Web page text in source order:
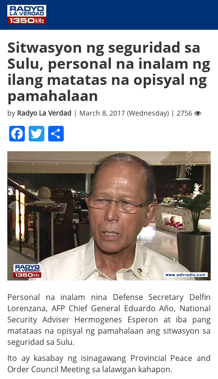
PUBLIC SERVICE
ANNOUNCEMENTS
PROGRAMS
ABOUT
CONTACT US
Sitwasyon ng seguridad sa
Sulu, personal na inalam ng
ilang matatas na opisyal ng
pamahalaan
by Radyo La Verdad | March 8, 2017 (Wednesday) | 2756
Facebook
Twitter
Personal na inalam nina Defense Secretary Delfin
Lorenzana, AFP Chief General Eduardo Año, National
Security Adviser Hermogenes Esperon at iba pang
matataas na opisyal ng pamahalaan ang sitwasyon sa
seguridad sa Sulu.
Ito ay kasabay ng isinagawang Provincial Peace and
Order Council Meeting sa lalawigan kahapon.